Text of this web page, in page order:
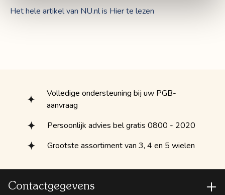
Het hele artikel van NU.nl is Hier te lezen
Volledige ondersteuning bij uw PGB-
aanvraag
Persoonlijk advies bel gratis 0800 - 2020
Grootste assortiment van 3, 4 en 5 wielen
Contactgegevens